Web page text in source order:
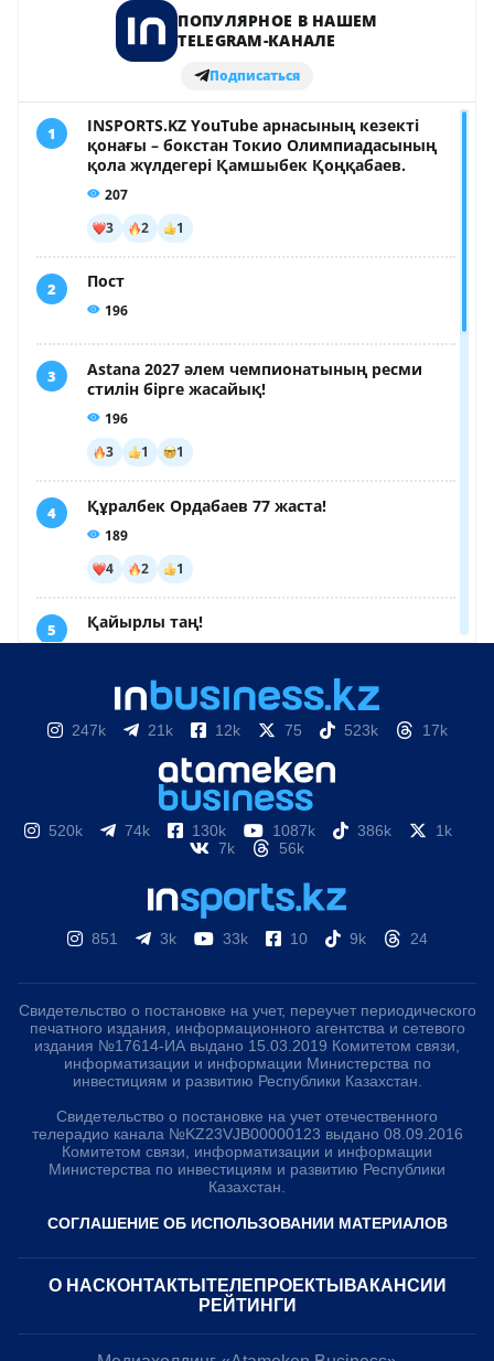
247k 21k 12k 75 523k 17k
520k 74k 130k 1087k 386k
1k
7k
56k
851 3k 33k 10 9k 24
Свидетельство о постановке на учет, переучет периодического
печатного издания, информационного агентства и сетевого
издания №17614-ИА выдано 15.03.2019 Комитетом связи,
информатизации и информации Министерства по
инвестициям и развитию Республики Казахстан.
Свидетельство о постановке на учет отечественного
телерадио канала №KZ23VJB00000123 выдано 08.09.2016
Комитетом связи, информатизации и информации
Министерства по инвестициям и развитию Республики
Казахстан.
СОГЛАШЕНИЕ ОБ ИСПОЛЬЗОВАНИИ МАТЕРИАЛОВ
О НАС КОНТАКТЫ ТЕЛЕПРОЕКТЫ ВАКАНСИИ
РЕЙТИНГИ